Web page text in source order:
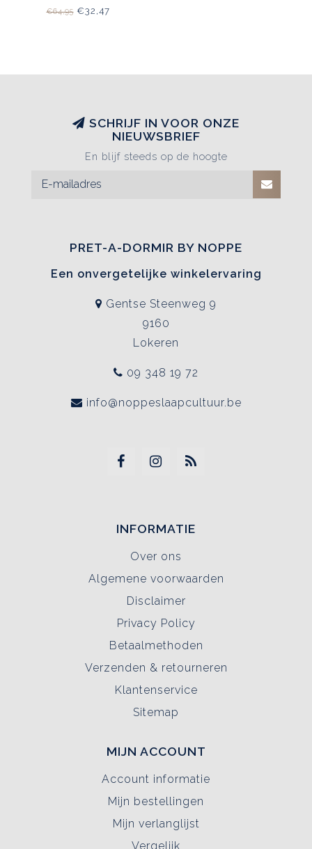
€64,95€32,47
SCHRIJF IN VOOR ONZE
NIEUWSBRIEF
En blijf steeds op de hoogte
PRET-A-DORMIR BY NOPPE
Een onvergetelijke winkelervaring
Gentse Steenweg 9
9160
Lokeren
09 348 19 72
info@noppeslaapcultuur.be
INFORMATIE
Over ons
Algemene voorwaarden
Disclaimer
Privacy Policy
Betaalmethoden
Verzenden & retourneren
Klantenservice
Sitemap
MIJN ACCOUNT
Account informatie
Mijn bestellingen
Mijn verlanglijst
Vergelijk